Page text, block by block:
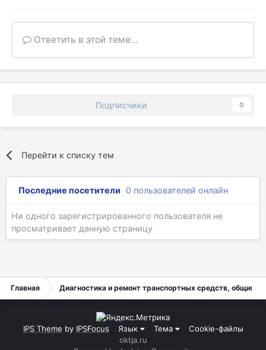
Ответить в этой теме...
Подписчики 0
Перейти к списку тем
Последние посетители 0 пользователей онлайн
Ни одного зарегистрированного пользователя не
просматривает данную страницу
Главная Диагностика и ремонт транспортных средств, общий
IPS Theme by IPSFocus Язык Тема
Cookie-файлы
oktja.ru